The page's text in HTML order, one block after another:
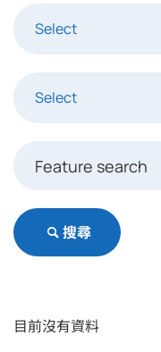
搜尋
目前沒有資料